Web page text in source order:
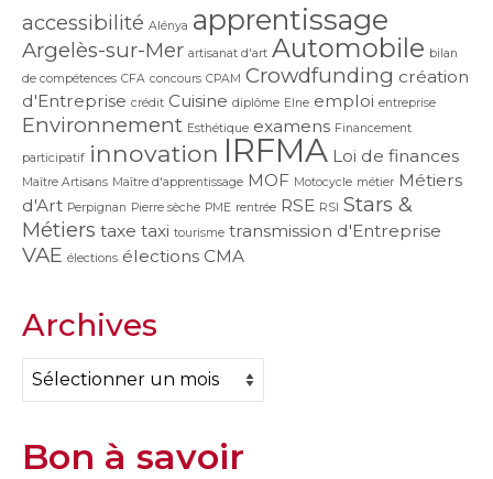
accessibilité Alénya apprentissage
Argelès-sur-Mer artisanat d'art Automobile bilan
de compétences CFA concours CPAM Crowdfunding création
d'Entreprise crédit Cuisine diplôme Elne emploi entreprise
Environnement Esthétique examens Financement
participatif innovation IRFMA Loi de finances
Maître Artisans Maître d'apprentissage MOF Motocycle métier Métiers
d'Art Perpignan Pierre sèche PME rentrée RSE RSI Stars &
Métiers taxe taxi tourisme transmission d'Entreprise
VAE élections élections CMA
Archives
Archives
Bon à savoir